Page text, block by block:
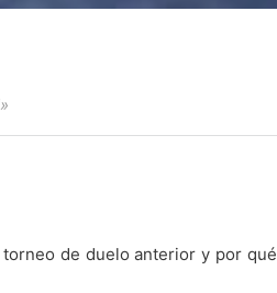
de duelo anterior y por qué